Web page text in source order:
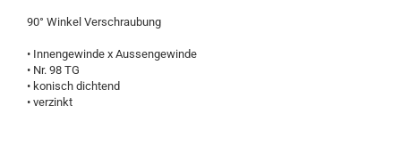
90° Winkel Verschraubung
• Innengewinde x Aussengewinde
• Nr. 98 TG
• konisch dichtend
• verzinkt